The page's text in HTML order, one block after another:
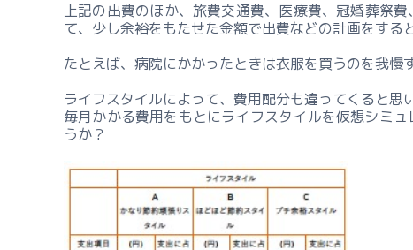
上記の出費のほか、旅費交通費、医療費、冠婚葬祭
て、少し余裕をもたせた金額で出費などの計画をする
たとえば、病院にかかったときは衣服を買うのを我慢
ライフスタイルによって、費用配分も違ってくると思
毎月かかる費用をもとにライフスタイルを仮想シミ
うか？